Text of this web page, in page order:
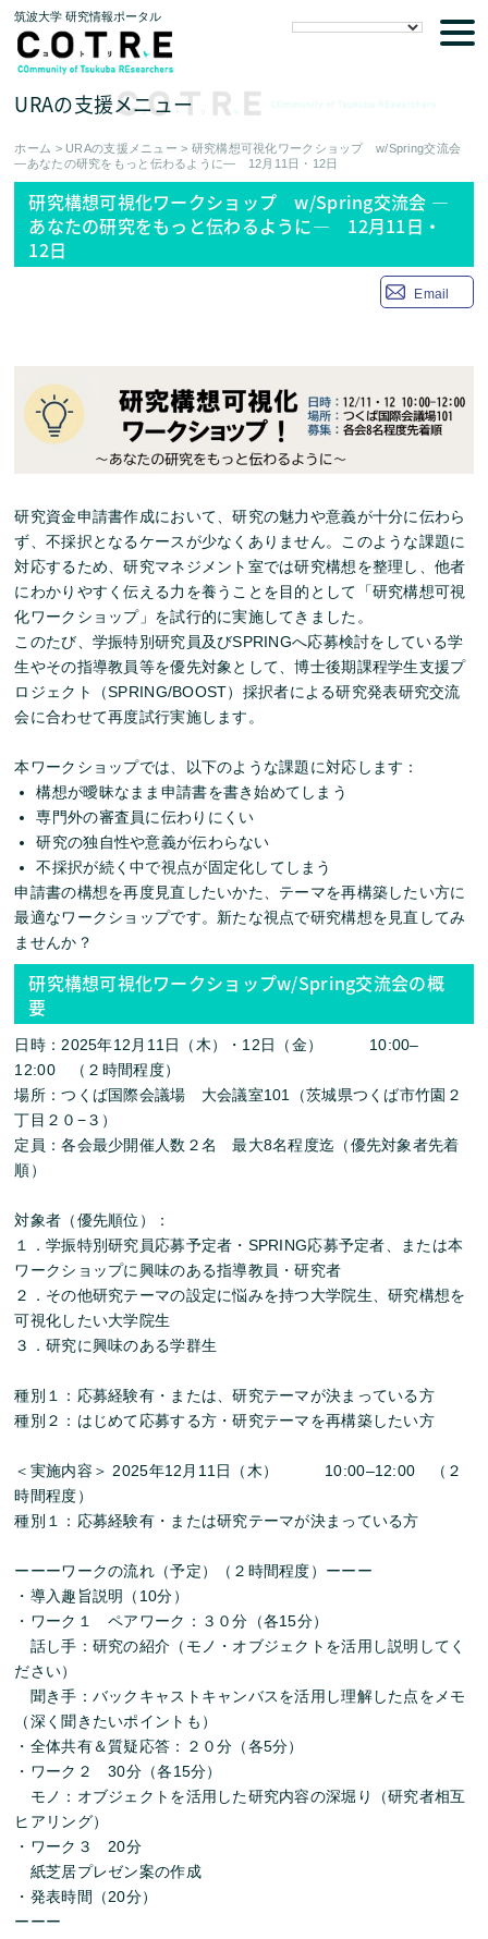
筑波大学 研究情報ポータル
URAの支援メニュー
ホーム > URAの支援メニュー > 研究構想可視化ワークショップ w/Spring交流会
―あなたの研究をもっと伝わるように― 12月11日・12日
研究構想可視化ワークショップ w/Spring交流会 ―
あなたの研究をもっと伝わるように― 12月11日・
12日
Email
研究資金申請書作成において、研究の魅力や意義が十分に伝わら
ず、不採択となるケースが少なくありません。このような課題に
対応するため、研究マネジメント室では研究構想を整理し、他者
にわかりやすく伝える力を養うことを目的として「研究構想可視
化ワークショップ」を試行的に実施してきました。
このたび、学振特別研究員及びSPRINGへ応募検討をしている学
生やその指導教員等を優先対象として、博士後期課程学生支援プ
ロジェクト（SPRING/BOOST）採択者による研究発表研究交流
会に合わせて再度試行実施します。
本ワークショップでは、以下のような課題に対応します：
構想が曖昧なまま申請書を書き始めてしまう
専門外の審査員に伝わりにくい
研究の独自性や意義が伝わらない
不採択が続く中で視点が固定化してしまう
申請書の構想を再度見直したいかた、テーマを再構築したい方に
最適なワークショップです。新たな視点で研究構想を見直してみ
ませんか？
研究構想可視化ワークショップw/Spring交流会の概
要
日時 ：2025年12 月 11日（木）・12日（金） 10:00–
12:00（２時間程度）
場所：つくば国際会議場 大会議室101（茨城県つくば市竹園２
丁目２０−３）
定員：各会最少開催人数２名 最大8名程度迄（優先対象者先着
順）
対象者（優先順位）：
１．学振特別研究員応募予定者・SPRING応募予定者、または本
ワークショップに興味のある指導教員・研究者
２．その他研究テーマの設定に悩みを持つ大学院生、研究構想を
可視化したい大学院生
３．研究に興味のある学群生
種別１：応募経験有・または、研究テーマが決まっている方
種別２：はじめて応募する方・研究テーマを再構築したい方
＜実施内容＞ 2025年12 月 11日（木） 10:00–12:00 （２
時間程度）
種別１：応募経験有・または研究テーマが決まっている方
ーーーワークの流れ（予定）（２時間程度）ーーー
・導入趣旨説明（10分）
・ワーク１ ペアワーク：３０分（各15分）
話し手：研究の紹介（モノ・オブジェクトを活用し説明してく
ださい）
聞き手：バックキャストキャンバスを活用し理解した点をメモ
（深く聞きたいポイントも）
・全体共有＆質疑応答：２０分（各5分）
・ワーク２ 30分（各15分）
モノ：オブジェクトを活用した研究内容の深堀り（研究者相互
ヒアリング）
・ワーク３ 20分
紙芝居プレゼン案の作成
・発表時間（20分）
ーーー